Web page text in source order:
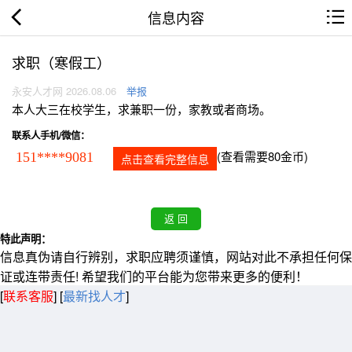
信息内容
求职（寒假工）
永安人才网 2026.08.06 举报
本人大三在校学生，求兼职一份，家教或者商场。
联系人手机/微信：
151****9081 点击查看完整信息 (查看需要80金币)
特此声明：
信息真伪请自行辨别，求职应聘须谨慎，网站对此不承担任何保
证或连带责任! 希望我们的平台能为您带来更多的便利！
[联系客服] [最新找人才]